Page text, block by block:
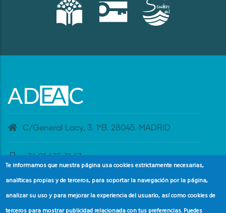
C/General Lacy, 3. 1ºB. 28045. MADRID
+34 91 435 31 47
banderaazul@adeac.es
Te informamos que nuestra página usa cookies estrictamente necesarias,
analíticas propias y de terceros, para soportar la navegación por la página,
analizar su uso y para mejorar la experiencia del usuario, así como cookies de
terceros para mostrar publicidad relacionada con tus preferencias. Puedes